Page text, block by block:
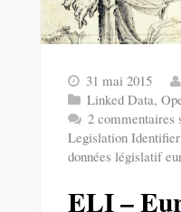
31 mai 2015
Linked Data,
2 commentaires
Legislation
données législatif
ELI –